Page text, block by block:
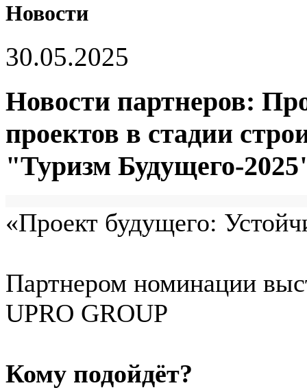
Новости
30.05.2025
Новости партнеров:
проектов в стадии
"Туризм Будущего-
«Проект будущего:
Партнером номинации
UPRO GROUP
Кому подойдёт?